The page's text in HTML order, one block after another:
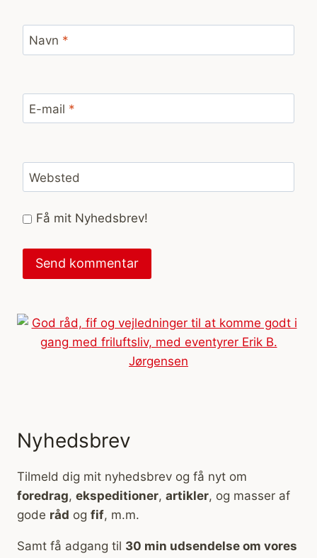
Navn *
E-mail *
Websted
Få mit Nyhedsbrev!
Nyhedsbrev
Tilmeld dig mit nyhedsbrev og få nyt om
foredrag, ekspeditioner, artikler, og masser af
gode råd og fif, m.m.
Samt få adgang til 30 min udsendelse om vores